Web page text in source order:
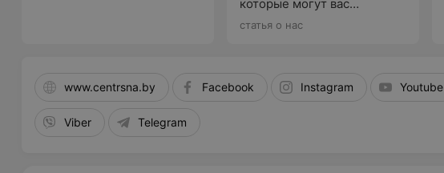
которые могут вас
нежданно настигнуть
статья о нас
www.centrsna.by Facebook Instagram Youtube
Viber Telegram